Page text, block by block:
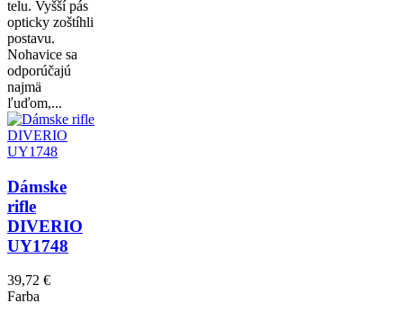
telu. Vyšší pás
opticky zoštíhli
postavu.
Nohavice sa
odporúčajú
najmä
ľuďom,...
Dámske
rifle
DIVERIO
UY1748
39,72 €
Farba